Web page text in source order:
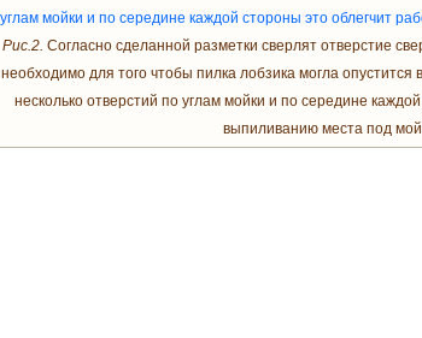
Рис.2. Согласно сделанной разметки сверлят отверстие
необходимо для того чтобы пилка лобзика могла
несколько отверстий по углам мойки и по середине
выпиливанию места под